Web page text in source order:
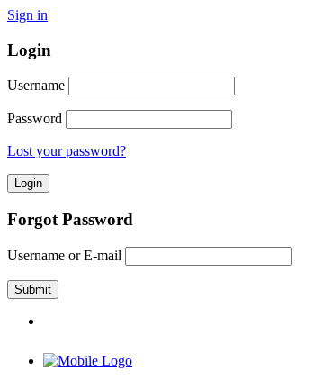
Sign in
Login
Username
Password
Lost your password?
Forgot Password
Username or E-mail